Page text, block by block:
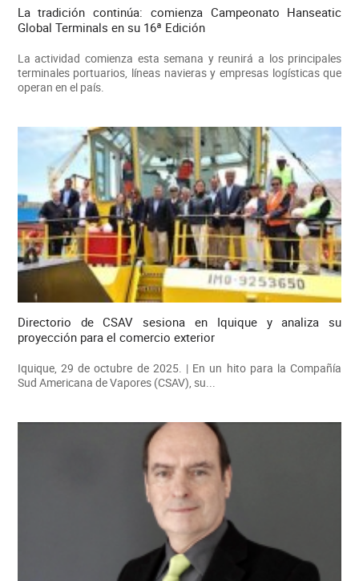
La tradición continúa: comienza Campeonato Hanseatic
Global Terminals en su 16ª Edición
La actividad comienza esta semana y reunirá a los principales
terminales portuarios, líneas navieras y empresas logísticas que
operan en el país.
Directorio de CSAV sesiona en Iquique y analiza su
proyección para el comercio exterior
Iquique, 29 de octubre de 2025. | En un hito para la Compañía
Sud Americana de Vapores (CSAV), su...